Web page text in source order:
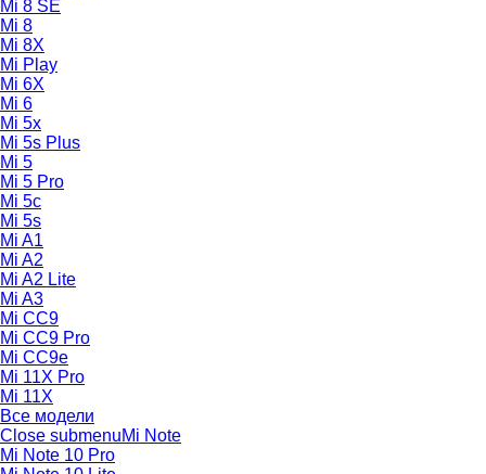
Mi 8 SE
Mi 8
Mi 8X
Mi Play
Mi 6X
Mi 6
Mi 5x
Mi 5s Plus
Mi 5
Mi 5 Pro
Mi 5c
Mi 5s
Mi A1
Mi A2
Mi A2 Lite
Mi A3
Mi CC9
Mi CC9 Pro
Mi CC9e
Mi 11X Pro
Mi 11X
Все модели
Close submenuMi Note
Mi Note 10 Pro